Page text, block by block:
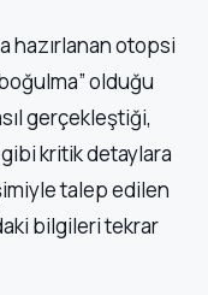
hazırlanan otopsi
olduğu
gerçekleştiği,
kritik detaylara
talep edilen
bilgileri tekrar